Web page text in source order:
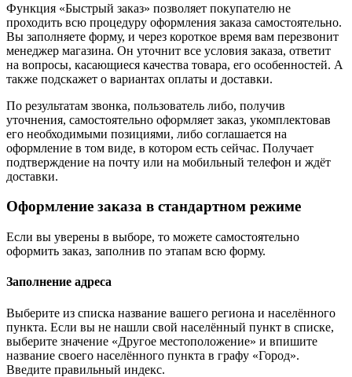
Функция «Быстрый заказ» позволяет покупателю не
проходить всю процедуру оформления заказа самостоятельно.
Вы заполняете форму, и через короткое время вам перезвонит
менеджер магазина. Он уточнит все условия заказа, ответит
на вопросы, касающиеся качества товара, его особенностей. А
также подскажет о вариантах оплаты и доставки.
По результатам звонка, пользователь либо, получив
уточнения, самостоятельно оформляет заказ, укомплектовав
его необходимыми позициями, либо соглашается на
оформление в том виде, в котором есть сейчас. Получает
подтверждение на почту или на мобильный телефон и ждёт
доставки.
Оформление заказа в стандартном режиме
Если вы уверены в выборе, то можете самостоятельно
оформить заказ, заполнив по этапам всю форму.
Заполнение адреса
Выберите из списка название вашего региона и населённого
пункта. Если вы не нашли свой населённый пункт в списке,
выберите значение «Другое местоположение» и впишите
название своего населённого пункта в графу «Город».
Введите правильный индекс.